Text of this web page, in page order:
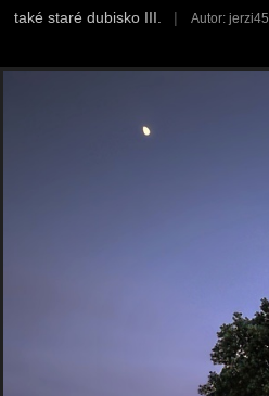
také staré dubisko III. | Autor: jerzi45